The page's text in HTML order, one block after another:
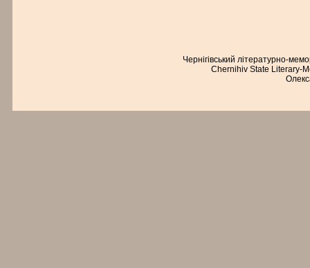
Чернігівський літературно-
Chernihiv State Literary-